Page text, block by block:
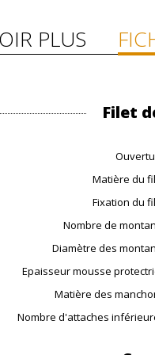
PLUS
Filet
Matière du
Fixation du
Nombre de
Diamètre des
Epaisseur mousse
Matière des
Nombre d'attaches